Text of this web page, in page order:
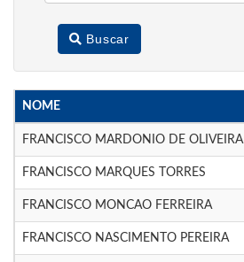
Buscar
NOME
FRANCISCO MARDONIO DE OLIVEIRA
FRANCISCO MARQUES TORRES
FRANCISCO MONCAO FERREIRA
FRANCISCO NASCIMENTO PEREIRA